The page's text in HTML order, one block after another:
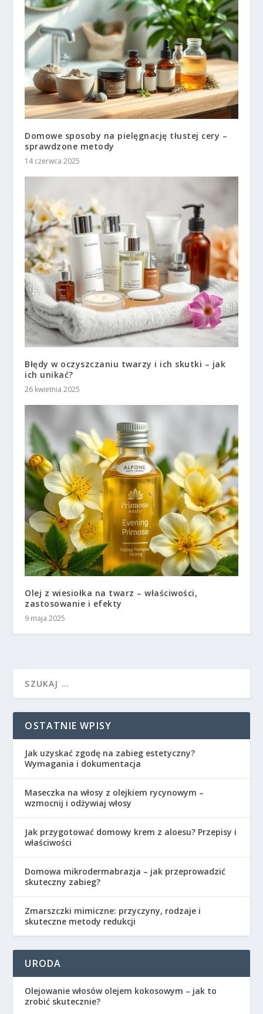
Domowe sposoby na pielęgnację tłustej cery –
sprawdzone metody
14 czerwca 2025
Błędy w oczyszczaniu twarzy i ich skutki – jak
ich unikać?
26 kwietnia 2025
Olej z wiesiołka na twarz – właściwości,
zastosowanie i efekty
9 maja 2025
OSTATNIE WPISY
Jak uzyskać zgodę na zabieg estetyczny?
Wymagania i dokumentacja
Maseczka na włosy z olejkiem rycynowym –
wzmocnij i odżywiaj włosy
Jak przygotować domowy krem z aloesu? Przepisy i
właściwości
Domowa mikrodermabrazja – jak przeprowadzić
skuteczny zabieg?
Zmarszczki mimiczne: przyczyny, rodzaje i
skuteczne metody redukcji
URODA
Olejowanie włosów olejem kokosowym – jak to
zrobić skutecznie?